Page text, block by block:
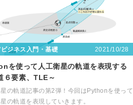
ジネス入門・基礎 2021/10/28
を使って人工衛星の軌道を表現する
６要素、TLE～
の軌道記事の第2弾！今回はPythonを使って
の軌道を表現していきます。